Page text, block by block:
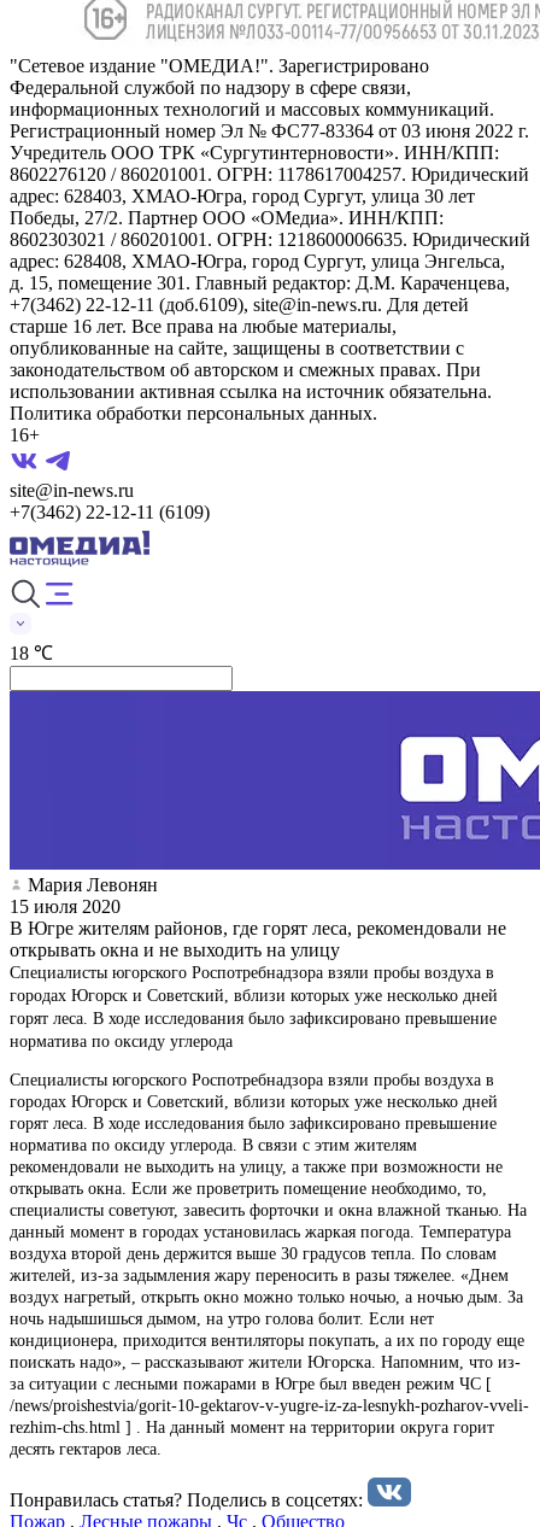
"Сетевое издание "ОМЕДИА!". Зарегистрировано
Федеральной службой по надзору в сфере связи,
информационных технологий и массовых коммуникаций.
Регистрационный номер Эл № ФС77-83364 от 03 июня 2022 г.
Учредитель ООО ТРК «Сургутинтерновости». ИНН/КПП:
8602276120 / 860201001. ОГРН: 1178617004257. Юридический
адрес: 628403, ХМАО-Югра, город Сургут, улица 30 лет
Победы, 27/2. Партнер ООО «ОМедиа». ИНН/КПП:
8602303021 / 860201001. ОГРН: 1218600006635. Юридический
адрес: 628408, ХМАО-Югра, город Сургут, улица Энгельса,
д. 15, помещение 301. Главный редактор: Д.М. Караченцева,
+7(3462) 22-12-11 (доб.6109), site@in-news.ru. Для детей
старше 16 лет. Все права на любые материалы,
опубликованные на сайте, защищены в соответствии с
законодательством об авторском и смежных правах. При
использовании активная ссылка на источник обязательна.
Политика обработки персональных данных.
16+
site@in-news.ru
+7(3462) 22-12-11 (6109)
18 ℃
Мария Левонян
15 июля 2020
В Югре жителям районов, где горят леса, рекомендовали не
открывать окна и не выходить на улицу
Специалисты югорского Роспотребнадзора взяли пробы воздуха в
городах Югорск и Советский, вблизи которых уже несколько дней
горят леса. В ходе исследования было зафиксировано превышение
норматива по оксиду углерода
Специалисты югорского Роспотребнадзора взяли пробы воздуха в
городах Югорск и Советский, вблизи которых уже несколько дней
горят леса. В ходе исследования было зафиксировано превышение
норматива по оксиду углерода. В связи с этим жителям
рекомендовали не выходить на улицу, а также при возможности не
открывать окна. Если же проветрить помещение необходимо, то,
специалисты советуют, завесить форточки и окна влажной тканью. На
данный момент в городах установилась жаркая погода. Температура
воздуха второй день держится выше 30 градусов тепла. По словам
жителей, из-за задымления жару переносить в разы тяжелее. «Днем
воздух нагретый, открыть окно можно только ночью, а ночью дым. За
ночь надышишься дымом, на утро голова болит. Если нет
кондиционера, приходится вентиляторы покупать, а их по городу еще
поискать надо», – рассказывают жители Югорска. Напомним, что из-
за ситуации с лесными пожарами в Югре был введен режим ЧС [
/news/proishestvia/gorit-10-gektarov-v-yugre-iz-za-lesnykh-pozharov-vveli-
rezhim-chs.html ] . На данный момент на территории округа горит
десять гектаров леса.
Понравилась статья? Поделиcь в соцсетях:
Пожар , Лесные пожары , Чс , Общество